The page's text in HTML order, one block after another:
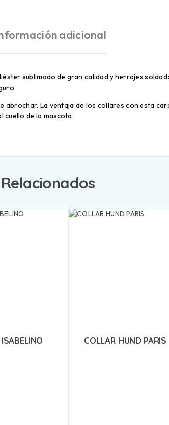
adicional
sublimado de gran calidad y herrajes
abrochar. La ventaja de los collares con esta
cuello de la mascota.
COLLAR HUND PARIS